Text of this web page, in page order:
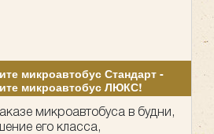
микроавтобус Стандарт -
микроавтобус ЛЮКС!
микроавтобуса в будни,
его класса,